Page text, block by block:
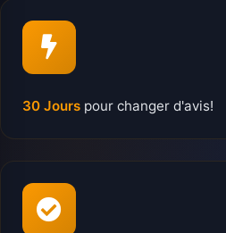
30 Jours pour changer d'avis!